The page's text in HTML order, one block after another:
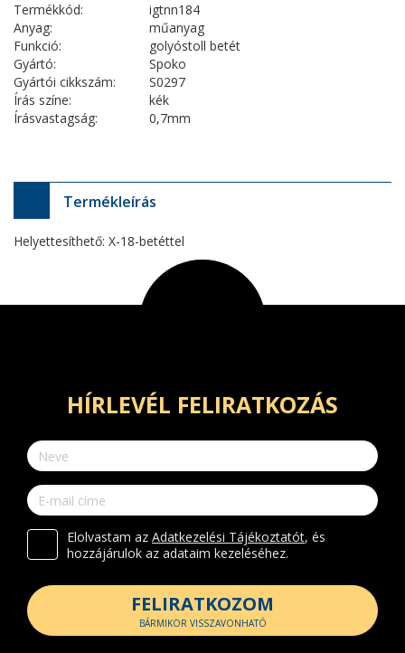
Termékkód:
igtnn184
Anyag:
műanyag
Funkció:
golyóstoll betét
Gyártó:
Spoko
Gyártói cikkszám:
S0297
Írás színe:
kék
Írásvastagság:
0,7mm
Termékleírás
Helyettesíthető: X-18-betéttel
HÍRLEVÉL FELIRATKOZÁS
Elolvastam az Adatkezelési Tájékoztatót, és
hozzájárulok az adataim kezeléséhez.
FELIRATKOZOM
BÁRMIKOR VISSZAVONHATÓ